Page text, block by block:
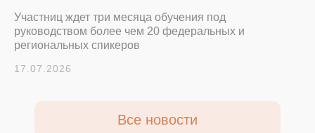
Участниц ждет три месяца обучения под
руководством более чем 20 федеральных и
региональных спикеров
17.07.2026
Все новости